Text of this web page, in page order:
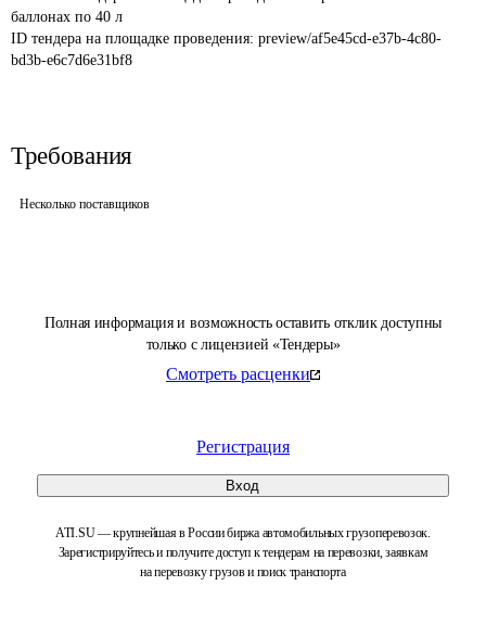
Полная информация и возможность оставить отклик доступны
только с лицензией «Тендеры»
Смотреть расценки
Регистрация
Вход
ATI.SU — крупнейшая в России биржа автомобильных грузоперевозок.
Зарегистрируйтесь и получите доступ к тендерам на перевозки, заявкам
на перевозку грузов и поиск транспорта
баллонах по 40 л
ID тендера на площадке проведения: preview/af5e45cd-e37b-4c80-
bd3b-e6c7d6e31bf8
Требования
Несколько поставщиков